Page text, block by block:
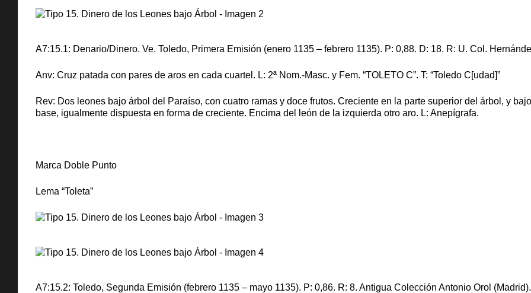
A7:15.1: Denario/Dinero. Ve. Toledo, Primera Emisión (enero 1135 – febrero 1135). P: 0,88. D: 18. R: U. Col.
Anv: Cruz patada con pares de aros en cada cuartel. L: 2ª Nom.-Masc. y Fem. “TOLETO C”. T: “Toledo C[udad]”
Rev: Dos leones bajo árbol del Paraíso, con cuatro ramas y doce frutos. Creciente en la parte superior del árbol, y
base, igualmente dispuesta en forma de creciente. Encima del león de la izquierda otro aro. L: Anepígrafa.
Marca Doble Punto
Lema “Toleta”
A7:15.2: Toledo, Segunda Emisión (febrero 1135 – mayo 1135). P: 0,86. R: 8. Antigua Colección Antonio Orol (Madrid).